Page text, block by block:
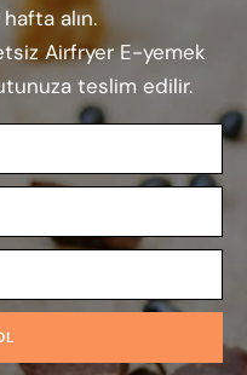
alın.
Airfryer E-yemek
teslim edilir.